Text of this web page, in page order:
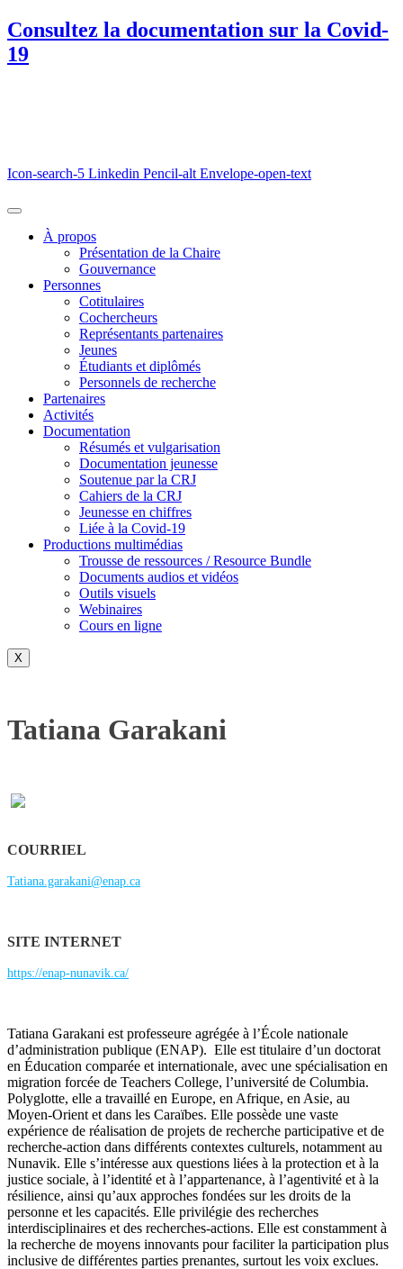
Consultez la documentation sur la Covid-
19
Icon-search-5 Linkedin Pencil-alt Envelope-open-text
À propos
Présentation de la Chaire
Gouvernance
Personnes
Cotitulaires
Cochercheurs
Représentants partenaires
Jeunes
Étudiants et diplômés
Personnels de recherche
Partenaires
Activités
Documentation
Résumés et vulgarisation
Documentation jeunesse
Soutenue par la CRJ
Cahiers de la CRJ
Jeunesse en chiffres
Liée à la Covid-19
Productions multimédias
Trousse de ressources / Resource Bundle
Documents audios et vidéos
Outils visuels
Webinaires
Cours en ligne
X
Tatiana Garakani
COURRIEL
Tatiana.garakani@enap.ca
SITE INTERNET
https://enap-nunavik.ca/
Tatiana Garakani est professeure agrégée à l’École nationale
d’administration publique (ENAP). Elle est titulaire d’un doctorat
en Éducation comparée et internationale, avec une spécialisation en
migration forcée de Teachers College, l’université de Columbia.
Polyglotte, elle a travaillé en Europe, en Afrique, en Asie, au
Moyen-Orient et dans les Caraïbes. Elle possède une vaste
expérience de réalisation de projets de recherche participative et de
recherche-action dans différents contextes culturels, notamment au
Nunavik. Elle s’intéresse aux questions liées à la protection et à la
justice sociale, à l’identité et à l’appartenance, à l’agentivité et à la
résilience, ainsi qu’aux approches fondées sur les droits de la
personne et les capacités. Elle privilégie des recherches
interdisciplinaires et des recherches-actions. Elle est constamment à
la recherche de moyens innovants pour faciliter la participation plus
inclusive de différentes parties prenantes, surtout les voix exclues.